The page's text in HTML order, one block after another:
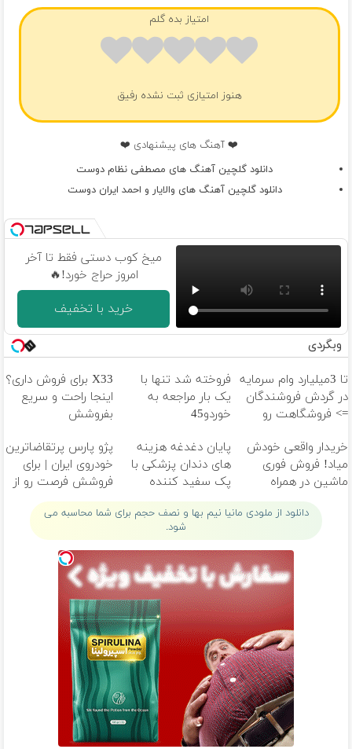
امتیاز بده گلم
هنوز امتیازی ثبت نشده رفیق
❤️ آهنگ های پیشنهادی ❤️
دانلود گلچین آهنگ های مصطفی نظام دوست
دانلود گلچین آهنگ های والایار و احمد ایران دوست
میخ کوب دستی فقط تا آخر
امروز حراج خورد!🔥
خرید با تخفیف
وبگردی
تا 3میلیارد وام سرمایه
در گردش فروشندگان
=> فروشگاهت رو
فروخته شد تنها با
یک بار مراجعه به
خوردو45
X33 برای فروش داری؟
اینجا راحت و سریع
بفروشش
خریدار واقعی خودش
میاد! فروش فوری
ماشین در همراه
پایان دغدغه هزینه
های دندان پزشکی با
پک سفید کننده
خانگی
پژو پارس پرتقاضاترین
خودروی ایران | برای
فروشش فرصت رو از
دست نده!
دانلود از ملودی مانیا نیم بها و نصف حجم برای شما محاسبه می
شود.